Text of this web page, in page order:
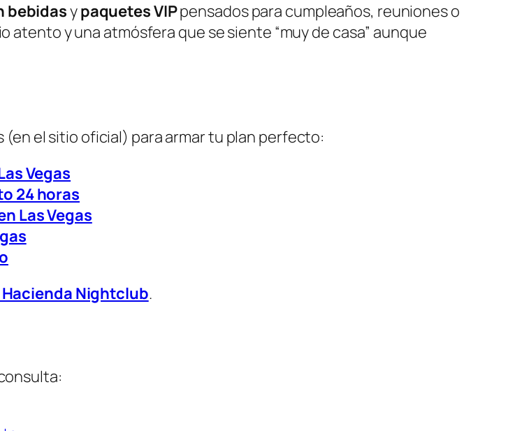
bebidasypaquetes VIPpensados para cumpleaños, reuniones o
y una atmósfera que se siente “muy de casa” aunque
el sitio oficial) para armar tu plan perfecto:
Vegas
24 horas
Las Vegas
Hacienda Nightclub.